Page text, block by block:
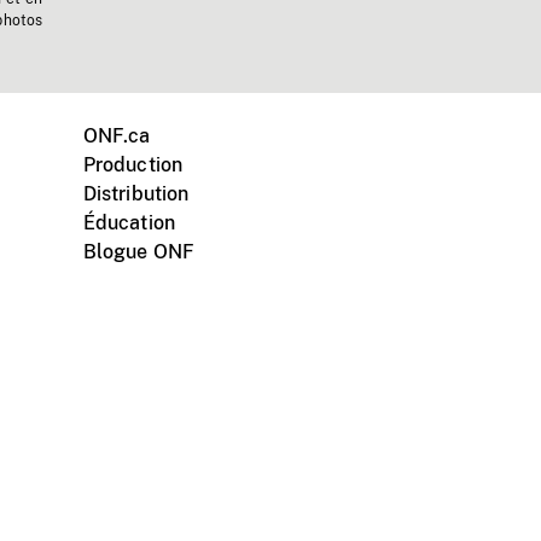
ONF.ca
Production
Distribution
Éducation
Blogue ONF